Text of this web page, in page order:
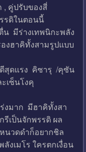
, คู่ปรับของสี่
รดิในตอนนี้
น มีร่างเทพนิกะพลัง
งฮาคิทั้งสามรูปแบบ
สุดแรง คิซารุ /คุซัน
เซ็นโงคุ
ร่งมาก มีฮาคิทั้งสา
รีเป็นจักพรรดิ ผล
นวดดำก็อยากชิล
งเมโร ใครตกเงื่อน